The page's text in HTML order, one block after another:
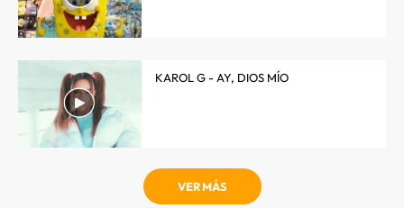
KAROL G - AY, DIOS MÍO
VER MÁS